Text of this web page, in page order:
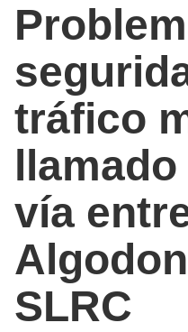
tráfico
vía
SLRC